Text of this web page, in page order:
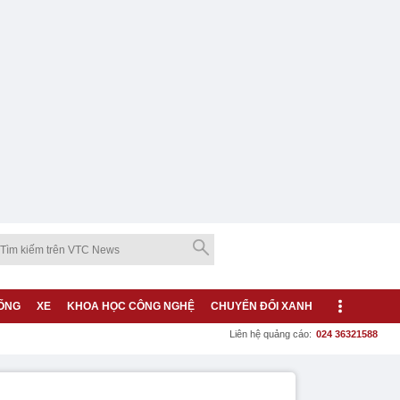
XE KHOA HỌC CÔNG NGHỆ CHUYỂN ĐỔI XANH
Liên hệ quảng cáo: 024 36321588